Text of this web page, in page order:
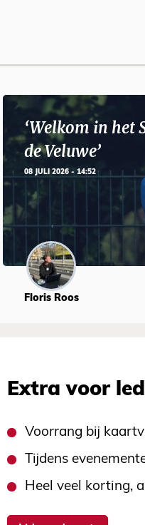
‘Welkom in het
de Veluwe’
08 JULI 2026 - 14:52
Floris Roos
Extra voor
Voorrang bij
Tijdens
Heel veel korting,